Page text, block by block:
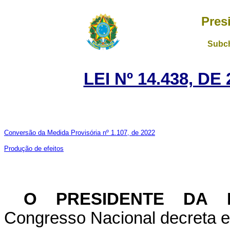
LEI Nº 14.438,
Conversão da Medida Provisória nº 1.107, de 2022
Produção de efeitos
O PRESIDENTE DA
Congresso Nacional decreta